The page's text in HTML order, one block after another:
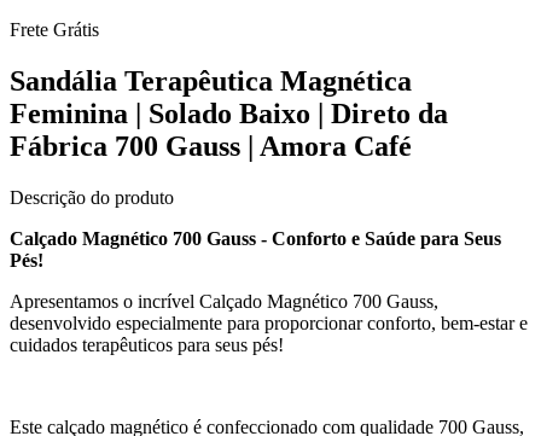
Frete Grátis
Sandália Terapêutica Magnética
Feminina | Solado Baixo | Direto da
Fábrica 700 Gauss | Amora Café
Descrição do produto
Calçado Magnético 700 Gauss - Conforto e Saúde para Seus
Pés!
Apresentamos o incrível Calçado Magnético 700 Gauss,
desenvolvido especialmente para proporcionar conforto, bem-estar e
cuidados terapêuticos para seus pés!
Este calçado magnético é confeccionado com qualidade 700 Gauss,